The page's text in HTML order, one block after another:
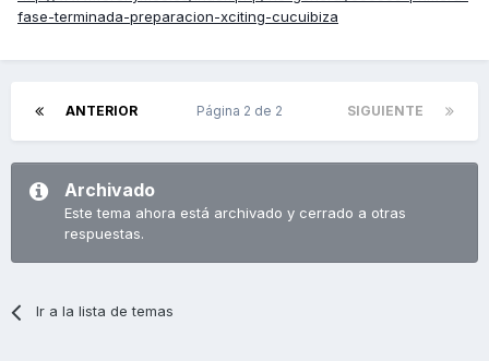
fase-terminada-preparacion-xciting-cucuibiza
ANTERIOR SIGUIENTE
Página 2 de 2
Archivado
Este tema ahora está archivado y cerrado a otras
respuestas.
Ir a la lista de temas